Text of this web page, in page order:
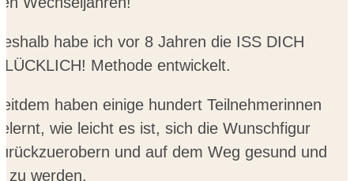
habe ich vor 8 Jahren die ISS DICH
Methode entwickelt.
haben einige hundert Teilnehmerinnen
wie leicht es ist, sich die Wunschfigur
und auf dem Weg gesund und
zu werden.